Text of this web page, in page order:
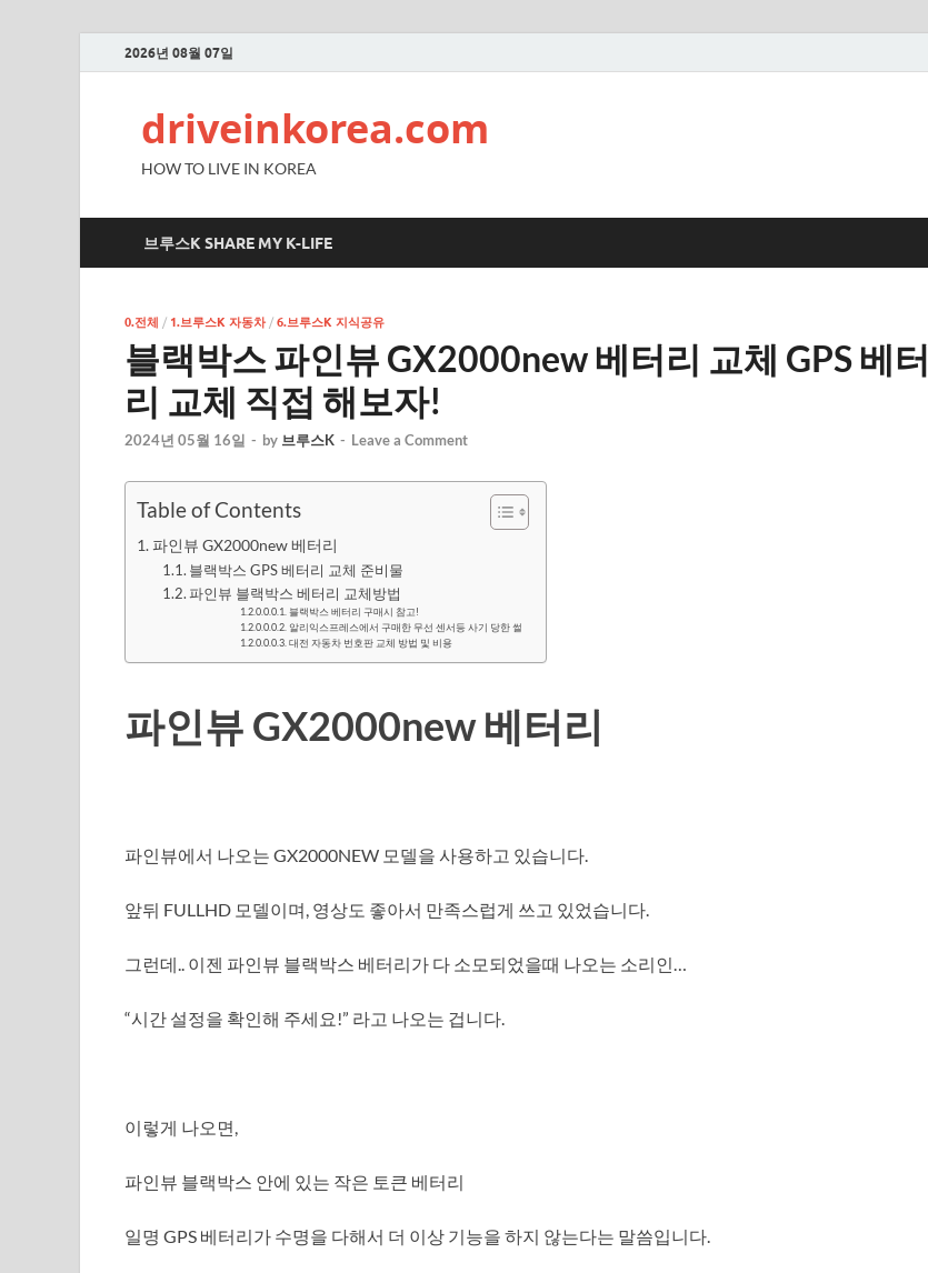
2026년 08월 07일
driveinkorea.com
HOW TO LIVE IN KOREA
브루스K SHARE MY K-LIFE
0.전체 / 1.브루스K 자동차 / 6.브루스K 지식공유
블랙박스 파인뷰 GX2000new 베터리 교체 GPS 베터
리 교체 직접 해보자!
2024년 05월 16일 - by 브루스K - Leave a Comment
Table of Contents
파인뷰 GX2000new 베터리
블랙박스 GPS 베터리 교체 준비물
파인뷰 블랙박스 베터리 교체방법
블랙박스 베터리 구매시 참고!
알리익스프레스에서 구매한 무선 센서등 사기 당한 썰
대전 자동차 번호판 교체 방법 및 비용
파인뷰 GX2000new 베터리
파인뷰에서 나오는 GX2000NEW 모델을 사용하고 있습니다.
앞뒤 FULLHD 모델이며, 영상도 좋아서 만족스럽게 쓰고 있었습니다.
그런데.. 이젠 파인뷰 블랙박스 베터리가 다 소모되었을때 나오는 소리인…
“시간 설정을 확인해 주세요!” 라고 나오는 겁니다.
이렇게 나오면,
파인뷰 블랙박스 안에 있는 작은 토큰 베터리
일명 GPS 베터리가 수명을 다해서 더 이상 기능을 하지 않는다는 말씀입니다.